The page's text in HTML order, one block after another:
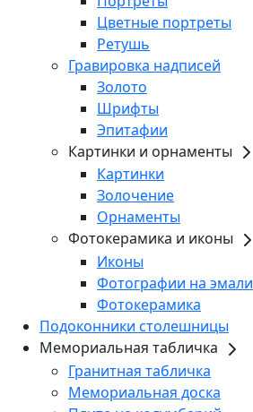
Цветные портреты
Ретушь
Гравировка надписей
Золото
Шрифты
Эпитафии
Картинки и орнаменты
Картинки
Золочение
Орнаменты
Фотокерамика и иконы
Иконы
Фотографии на эмали
Фотокерамика
Подоконники столешницы
Мемориальная табличка
Гранитная табличка
Мемориальная доска